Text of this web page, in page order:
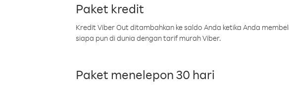
Paket kredit
Kredit Viber Out ditambahkan ke saldo Anda ketika Anda
siapa pun di dunia dengan tarif murah Viber.
Paket menelepon 30 hari